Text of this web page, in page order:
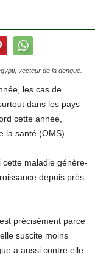
vecteur de la dengue.
les cas de
dans les pays
cette année,
la santé (OMS).
maladie génère-
depuis près
précisément parce
suscite moins
a aussi contre elle